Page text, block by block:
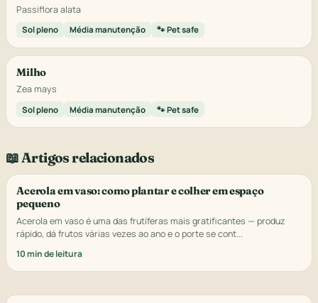
Passiflora alata
Sol pleno Média manutenção 🐾 Pet safe
Milho
Zea mays
Sol pleno Média manutenção 🐾 Pet safe
📖 Artigos relacionados
Acerola em vaso: como plantar e colher em espaço
pequeno
Acerola em vaso é uma das frutíferas mais gratificantes — produz
rápido, dá frutos várias vezes ao ano e o porte se cont...
10 min de leitura